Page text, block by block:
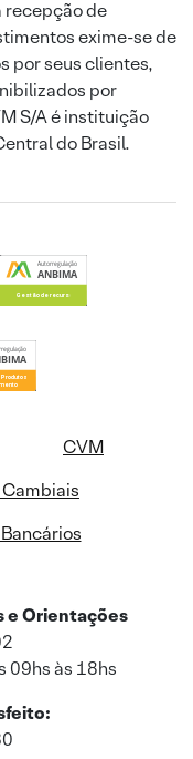
recepção de
exime-se de
por seus clientes,
por
S/A é instituição
do Brasil.
CVM
e Orientações
09hs às 18hs